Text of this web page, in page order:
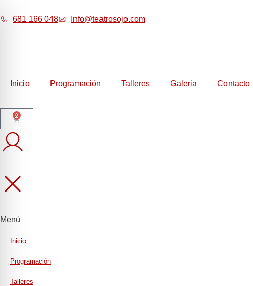
681 166 048 Info@teatrosojo.com
Inicio Programación Talleres Galeria Contacto
0
Menú
Inicio
Programación
Talleres